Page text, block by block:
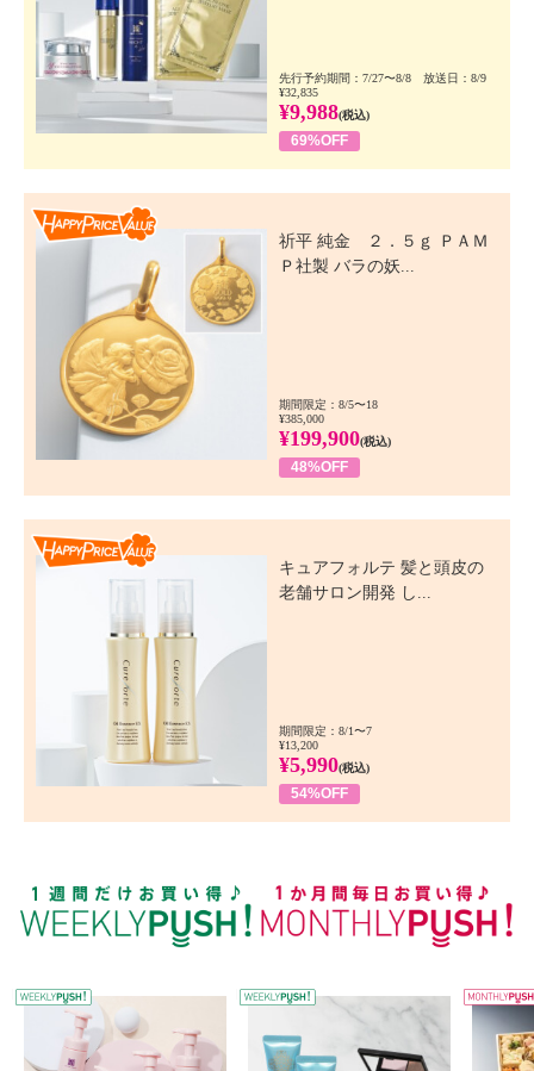
先行予約期間：7/27〜8/8 放送日：8/9
¥32,835
¥9,988(税込)
69%OFF
祈平 純金 ２．５ｇ ＰＡＭ
Ｐ社製 バラの妖...
期間限定：8/5〜18
¥385,000
¥199,900(税込)
48%OFF
キュアフォルテ 髪と頭皮の
老舗サロン開発 し...
期間限定：8/1〜7
¥13,200
¥5,990(税込)
54%OFF
WEEKLY PUSH